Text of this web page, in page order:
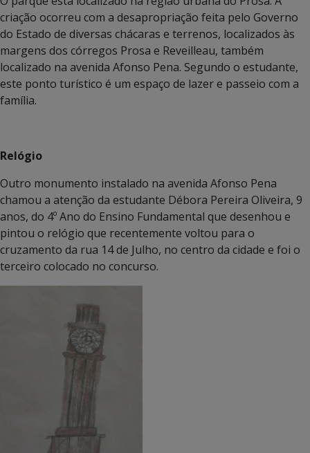
criação ocorreu com a desapropriação feita pelo Governo
do Estado de diversas chácaras e terrenos, localizados às
margens dos córregos Prosa e Reveilleau, também
localizado na avenida Afonso Pena. Segundo o estudante,
este ponto turístico é um espaço de lazer e passeio com a
família.
Relógio
Outro monumento instalado na avenida Afonso Pena
chamou a atenção da estudante Débora Pereira Oliveira, 9
anos, do 4º Ano do Ensino Fundamental que desenhou e
pintou o relógio que recentemente voltou para o
cruzamento da rua 14 de Julho, no centro da cidade e foi o
terceiro colocado no concurso.